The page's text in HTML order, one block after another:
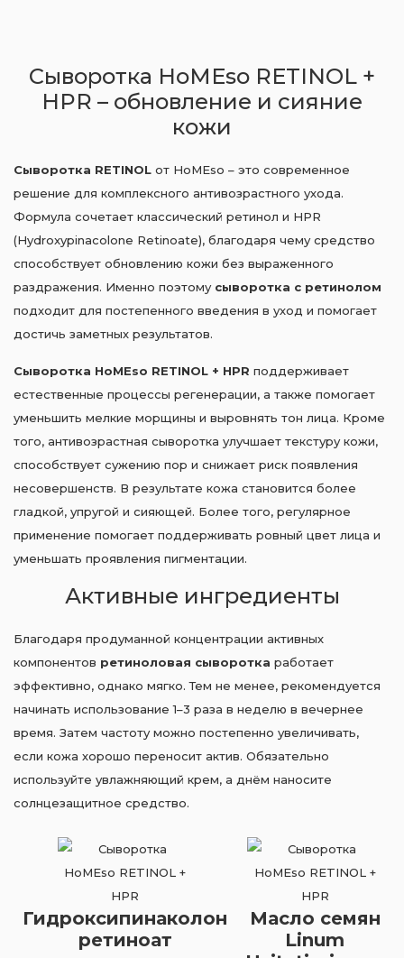
Сыворотка HoMEso RETINOL +
HPR – обновление и сияние
кожи
Сыворотка RETINOL от HoMEso – это современное
решение для комплексного антивозрастного ухода.
Формула сочетает классический ретинол и HPR
(Hydroxypinacolone Retinoate), благодаря чему средство
способствует обновлению кожи без выраженного
раздражения. Именно поэтому сыворотка с ретинолом
подходит для постепенного введения в уход и помогает
достичь заметных результатов.
Сыворотка HoMEso RETINOL + HPR поддерживает
естественные процессы регенерации, а также помогает
уменьшить мелкие морщины и выровнять тон лица. Кроме
того, антивозрастная сыворотка улучшает текстуру кожи,
способствует сужению пор и снижает риск появления
несовершенств. В результате кожа становится более
гладкой, упругой и сияющей. Более того, регулярное
применение помогает поддерживать ровный цвет лица и
уменьшать проявления пигментации.
Активные ингредиенты
Благодаря продуманной концентрации активных
компонентов ретиноловая сыворотка работает
эффективно, однако мягко. Тем не менее, рекомендуется
начинать использование 1–3 раза в неделю в вечернее
время. Затем частоту можно постепенно увеличивать,
если кожа хорошо переносит актив. Обязательно
используйте увлажняющий крем, а днём наносите
солнцезащитное средство.
Гидроксипинаколон
ретиноат
Масло семян
Linum